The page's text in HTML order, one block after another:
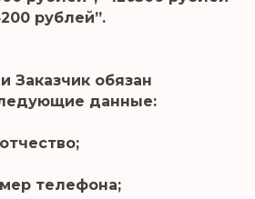
рублей”.
Заказчик обязан
данные:
телефона;